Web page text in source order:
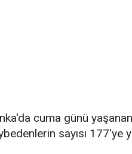
cuma günü
sayısı 177'ye